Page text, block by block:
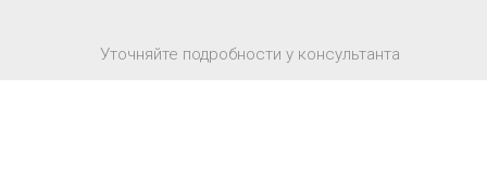
Уточняйте подробности у консультанта